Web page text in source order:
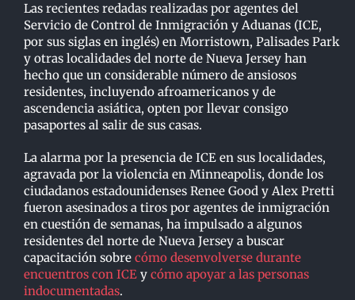
Las recientes redadas realizadas por agentes del
Servicio de Control de Inmigración y Aduanas (ICE,
por sus siglas en inglés) en Morristown, Palisades Park
y otras localidades del norte de Nueva Jersey han
hecho que un considerable número de ansiosos
residentes, incluyendo afroamericanos y de
ascendencia asiática, opten por llevar consigo
pasaportes al salir de sus casas.
La alarma por la presencia de ICE en sus localidades,
agravada por la violencia en Minneapolis, donde los
ciudadanos estadounidenses Renee Good y Alex Pretti
fueron asesinados a tiros por agentes de inmigración
en cuestión de semanas, ha impulsado a algunos
residentes del norte de Nueva Jersey a buscar
capacitación sobre cómo desenvolverse durante
encuentros con ICEy cómo apoyar a las personas
indocumentadas.